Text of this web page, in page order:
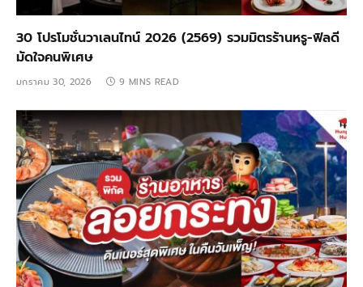
30 โปรโมชั่นวาเลนไทน์ 2026 (2569) รวมมิตรร้านหรู-ฟิลดี
มัดใจคนพิเศษ
มกราคม 30, 2026 9 MINS READ